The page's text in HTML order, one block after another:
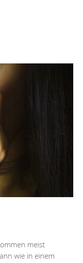
meist
wie in einem